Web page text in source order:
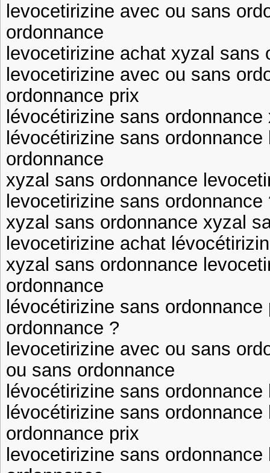
levocetirizine avec ou sans
ordonnance
levocetirizine achat xyzal sans
levocetirizine avec ou sans
ordonnance prix
lévocétirizine sans
lévocétirizine sans
ordonnance
xyzal sans ordonnance
levocetirizine sans
xyzal sans ordonnance xyzal
levocetirizine achat
xyzal sans ordonnance
ordonnance
lévocétirizine sans
ordonnance ?
levocetirizine avec ou sans
ou sans ordonnance
lévocétirizine sans
lévocétirizine sans
ordonnance prix
levocetirizine sans